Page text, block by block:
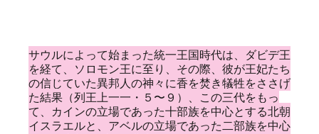
サウルによって始まった統一王国時代は、ダビデ王
を経て、ソロモン王に至り、その際、彼が王妃たち
の信じていた異邦人の神々に香を焚き犠牲をささげ
た結果（列王上一一・５〜９）、この三代をもっ
て、カインの立場であった十部族を中心とする北朝
イスラエルと、アベルの立場であった二部族を中心